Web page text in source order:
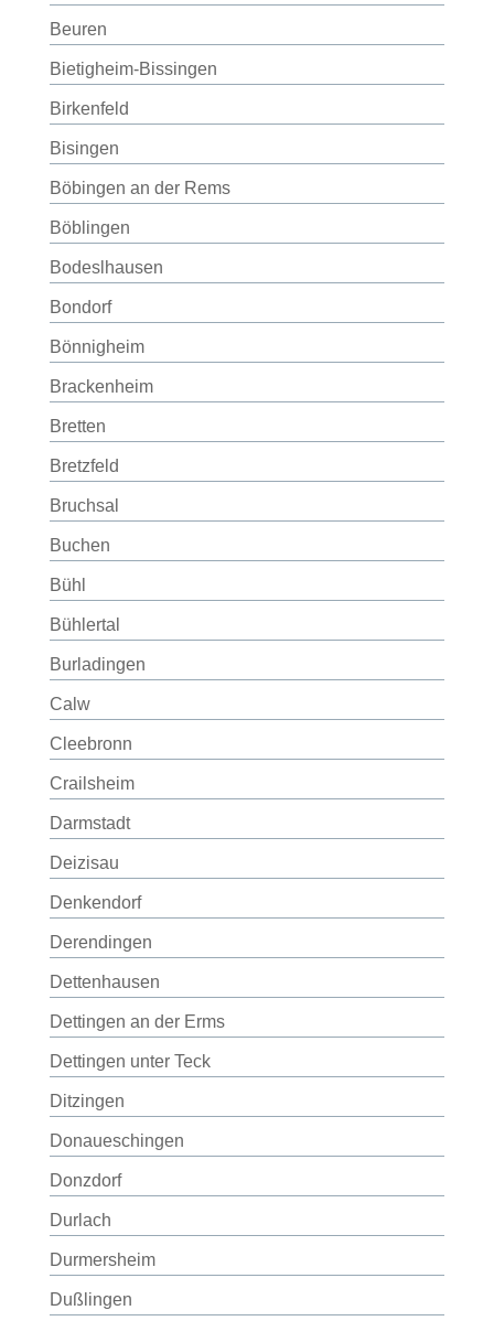
Beuren
Bietigheim-Bissingen
Birkenfeld
Bisingen
Böbingen an der Rems
Böblingen
Bodeslhausen
Bondorf
Bönnigheim
Brackenheim
Bretten
Bretzfeld
Bruchsal
Buchen
Bühl
Bühlertal
Burladingen
Calw
Cleebronn
Crailsheim
Darmstadt
Deizisau
Denkendorf
Derendingen
Dettenhausen
Dettingen an der Erms
Dettingen unter Teck
Ditzingen
Donaueschingen
Donzdorf
Durlach
Durmersheim
Dußlingen